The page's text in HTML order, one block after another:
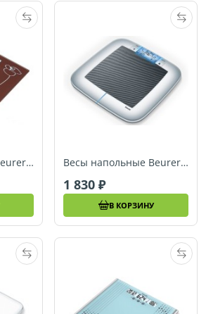
Весы напольные Beurer GS28 Reflections Fine Art Весы напольные Beurer PS41 BMI
1 830
В КОРЗИНУ